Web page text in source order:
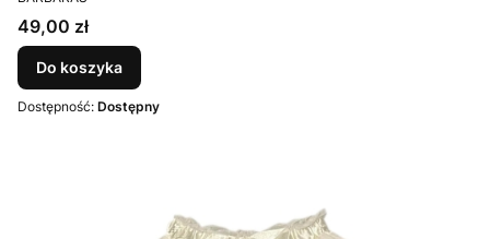
Cena
49,00 zł
Do koszyka
Dostępność: Dostępny